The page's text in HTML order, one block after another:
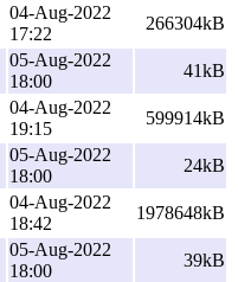
04-Aug-2022
17:22
266304kB
05-Aug-2022
18:00
41kB
04-Aug-2022
19:15
599914kB
05-Aug-2022
18:00
24kB
04-Aug-2022
18:42
1978648kB
05-Aug-2022
18:00
39kB